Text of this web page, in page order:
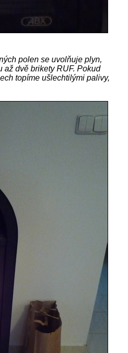
polen se uvolňuje plyn,
až dvě brikety RUF. Pokud
topíme ušlechtilými palivy,